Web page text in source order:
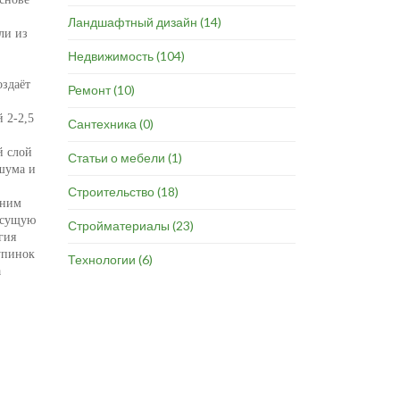
из
2-2,5
слой
и
Ландшафтный дизайн (14)
Недвижимость(104)
Ремонт(10)
Сантехника (0)
Статьи о мебели (1)
Строительство(18)
Стройматериалы (23)
Технологии (6)